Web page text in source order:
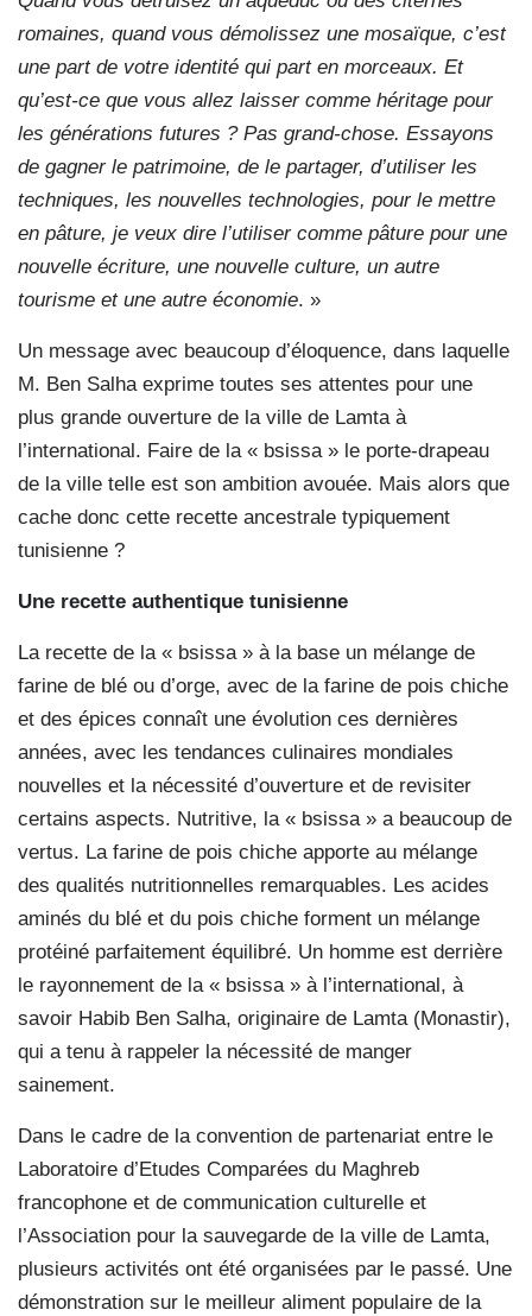
romaines, quand vous démolissez une mosaïque, c’est
une part de votre identité qui part en morceaux. Et
qu’est-ce que vous allez laisser comme héritage pour
les générations futures ? Pas grand-chose. Essayons
de gagner le patrimoine, de le partager, d’utiliser les
techniques, les nouvelles technologies, pour le mettre
en pâture, je veux dire l’utiliser comme pâture pour une
nouvelle écriture, une nouvelle culture, un autre
tourisme et une autre économie. »
Un message avec beaucoup d’éloquence, dans laquelle
M. Ben Salha exprime toutes ses attentes pour une
plus grande ouverture de la ville de Lamta à
l’international. Faire de la « bsissa » le porte-drapeau
de la ville telle est son ambition avouée. Mais alors que
cache donc cette recette ancestrale typiquement
tunisienne ?
Une recette authentique tunisienne
La recette de la « bsissa » à la base un mélange de
farine de blé ou d’orge, avec de la farine de pois chiche
et des épices connaît une évolution ces dernières
années, avec les tendances culinaires mondiales
nouvelles et la nécessité d’ouverture et de revisiter
certains aspects. Nutritive, la « bsissa » a beaucoup de
vertus. La farine de pois chiche apporte au mélange
des qualités nutritionnelles remarquables. Les acides
aminés du blé et du pois chiche forment un mélange
protéiné parfaitement équilibré. Un homme est derrière
le rayonnement de la « bsissa » à l’international, à
savoir Habib Ben Salha, originaire de Lamta (Monastir),
qui a tenu à rappeler la nécessité de manger
sainement.
Dans le cadre de la convention de partenariat entre le
Laboratoire d’Etudes Comparées du Maghreb
francophone et de communication culturelle et
l’Association pour la sauvegarde de la ville de Lamta,
plusieurs activités ont été organisées par le passé. Une
démonstration sur le meilleur aliment populaire de la